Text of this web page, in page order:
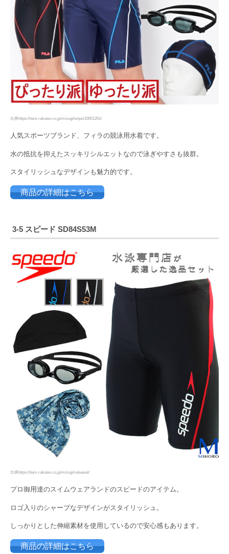
出典https://item.rakuten.co.jp/mizugihonpo/10001261/
人気スポーツブランド、フィラの競泳用水着です。
水の抵抗を抑えたスッキリシルエットなので泳ぎやすさも抜群。
スタイリッシュなデザインも魅力的です。
商品の詳細はこちら
3-5 スピード SD84S53M
出典https://item.rakuten.co.jp/mizugi/valueset/
プロ御用達のスイムウェアランドのスピードのアイテム。
ロゴ入りのシャープなデザインがスタイリッシュ。
しっかりとした伸縮素材を使用しているので安心感もあります。
商品の詳細はこちら